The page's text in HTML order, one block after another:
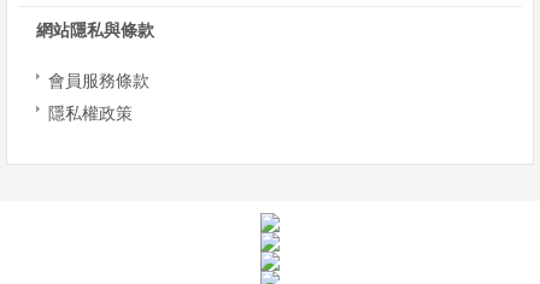
網站隱私與條款
會員服務條款
隱私權政策